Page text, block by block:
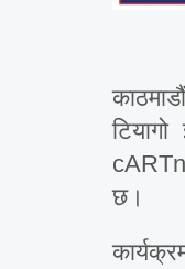
छ।